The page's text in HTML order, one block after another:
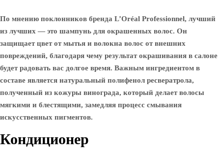
По мнению поклонников бренда L’Oréal Professionnel, лучший
из лучших — это шампунь для окрашенных волос. Он
защищает цвет от мытья и волокна волос от внешних
повреждений, благодаря чему результат окрашивания в салоне
будет радовать вас долгое время. Важным ингредиентом в
составе является натуральный полифенол ресвератрола,
полученный из кожуры винограда, который делает волосы
мягкими и блестящими, замедляя процесс смывания
искусственных пигментов.
Кондиционер